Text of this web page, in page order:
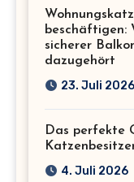
beschäftigen:
sicherer
dazugehört
23. Juli 2026
Das perfekte
4. Juli 2026